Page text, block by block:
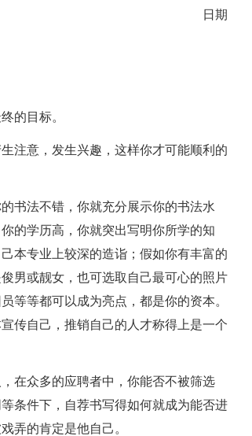
日期
的目标。
注意，发生兴趣，这样你才可能顺利的
书法不错，你就充分展示你的书法水
的学历高，你就突出写明你所学的知
本专业上较深的造诣；假如你有丰富的
男或靓女，也可选取自己最可心的照片
等等都可以成为亮点，都是你的资本。
传自己，推销自己的人才称得上是一个
在众多的应聘者中，你能否不被筛选
条件下，自荐书写得如何就成为能否进
弄的肯定是他自己。